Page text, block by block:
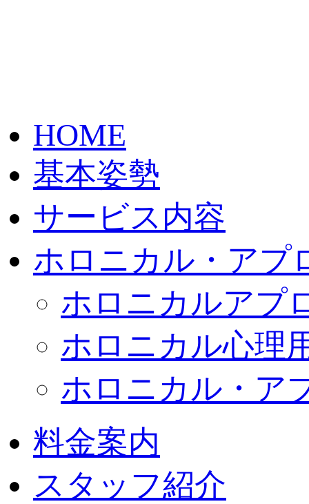
HOME
基本姿勢
サービス内容
ホロニカル・アプ
ホロニカルアプ
ホロニカル心理
ホロニカル・ア
料金案内
スタッフ紹介